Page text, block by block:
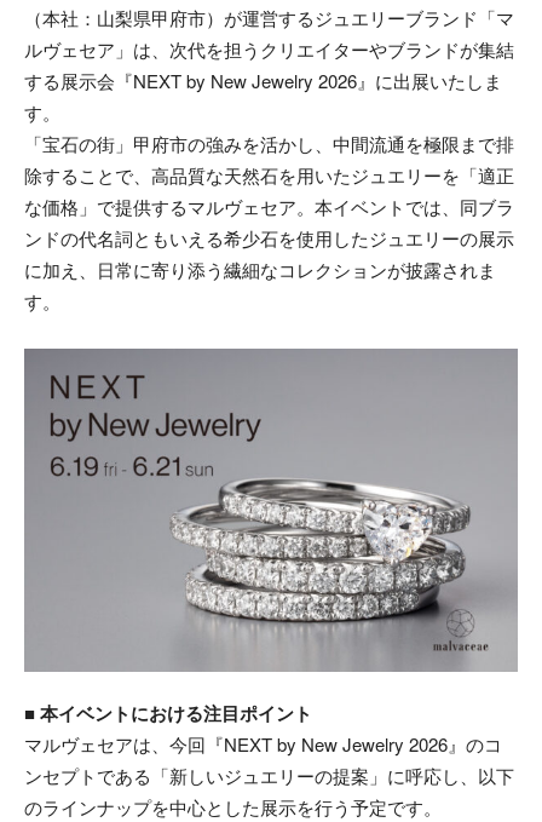
（本社：山梨県甲府市）が運営するジュエリーブランド「マ
ルヴェセア」は、次代を担うクリエイターやブランドが集結
する展示会『NEXT by New Jewelry 2026』に出展いたしま
す。
「宝石の街」甲府市の強みを活かし、中間流通を極限まで排
除することで、高品質な天然石を用いたジュエリーを「適正
な価格」で提供するマルヴェセア。本イベントでは、同ブラ
ンドの代名詞ともいえる希少石を使用したジュエリーの展示
に加え、日常に寄り添う繊細なコレクションが披露されま
す。
■ 本イベントにおける注目ポイント
マルヴェセアは、今回『NEXT by New Jewelry 2026』のコ
ンセプトである「新しいジュエリーの提案」に呼応し、以下
のラインナップを中心とした展示を行う予定です。